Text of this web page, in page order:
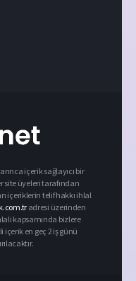
içerik sağlayıcı bir
üyeleri tarafından
içeriklerin telif hakkı ihlal
adresi üzerinden
kapsamında bizlere
en geç 2 iş günü